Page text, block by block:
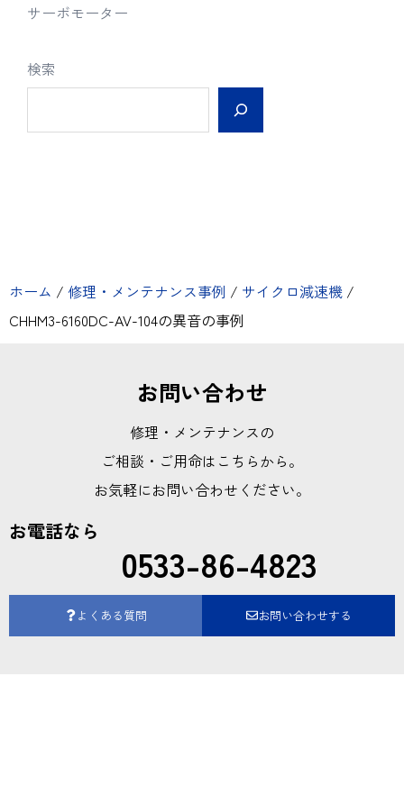
サーボモーター
検索
ホーム / 修理・メンテナンス事例 / サイクロ減速機 /
CHHM3-6160DC-AV-104の異音の事例
お問い合わせ
修理・メンテナンスの
ご相談・ご用命はこちらから。
お気軽にお問い合わせください。
お電話なら
0533-86-4823
よくある質問 お問い合わせする